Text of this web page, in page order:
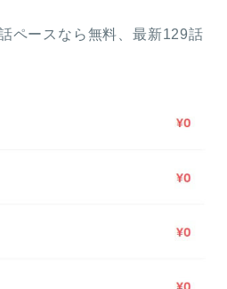
ペースなら無料、最新129話